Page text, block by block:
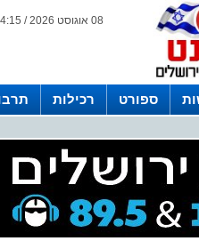
08 אוגוסט 2026 / 04:15
ספורט רכילות